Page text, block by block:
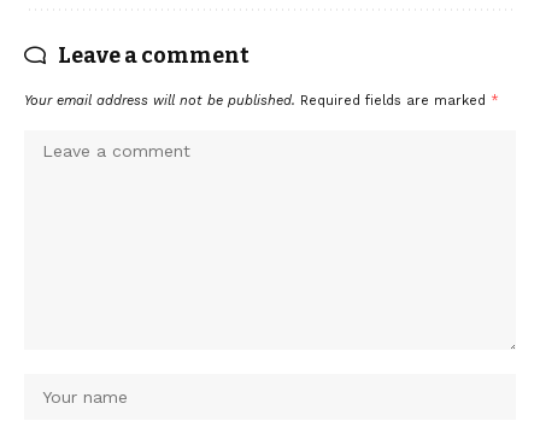
Leave a comment
Your email address will not be published. Required fields are marked *